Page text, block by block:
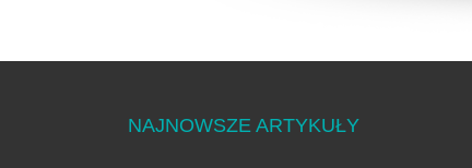
NAJNOWSZE ARTYKUŁY